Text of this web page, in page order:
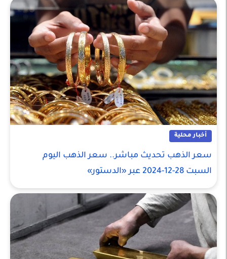
أخبار محلية
سعر الذهب تحديث مباشر.. سعر الذهب اليوم
السبت 28-12-2024 عبر «الدستور»